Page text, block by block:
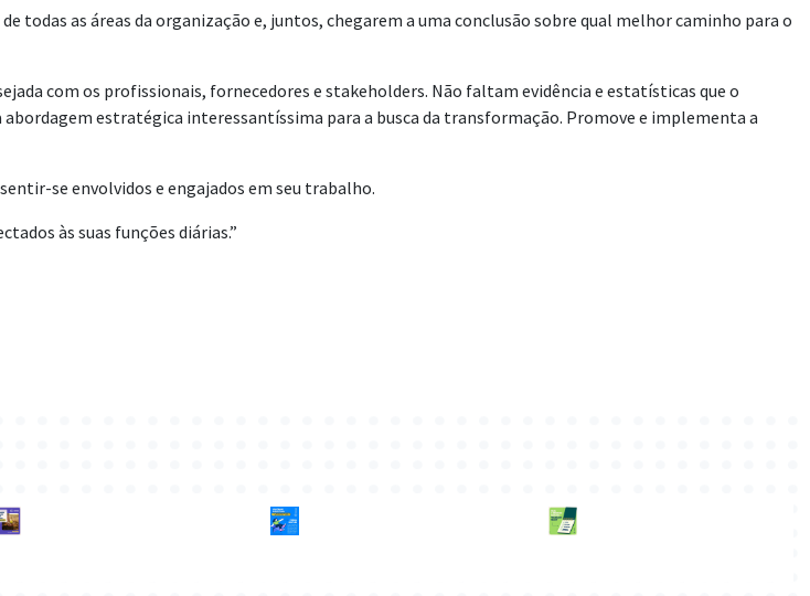
as áreas da organização e, juntos, chegarem a uma conclusão sobre qual melhor caminho para o
com os profissionais, fornecedores e stakeholders. Não faltam evidência e estatísticas que o
estratégica interessantíssima para a busca da transformação. Promove e implementa a
se envolvidos e engajados em seu trabalho.
às suas funções diárias.”